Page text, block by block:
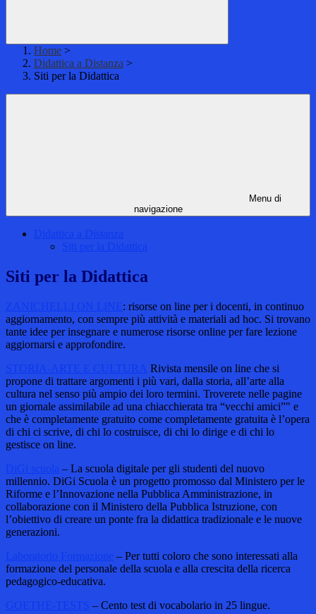
Home >
Didattica a Distanza >
Siti per la Didattica
Menu di
navigazione
Didattica a Distanza
Siti per la Didattica
Siti per la Didattica
ZANICHELLI ON LINE : risorse on line per i docenti, in continuo
aggiornamento, con sempre più attività e materiali ad hoc. Si trovano
tante idee per insegnare e numerose risorse online per fare lezione
aggiornarsi e approfondire.
STORIA-ARTE E CULTURA Rivista mensile on line che si
propone di trattare argomenti i più vari, dalla storia, all’arte alla
cultura nel senso più ampio dei loro termini. Troverete nelle pagine
un giornale assimilabile ad una chiacchierata tra “vecchi amici”" e
che è completamente gratuito come completamente gratuita è l’opera
di chi ci scrive, di chi lo costruisce, di chi lo dirige e di chi lo
gestisce on line.
DiGi scuola – La scuola digitale per gli studenti del nuovo
millennio. DiGi Scuola è un progetto promosso dal Ministero per le
Riforme e l’Innovazione nella Pubblica Amministrazione, in
collaborazione con il Ministero della Pubblica Istruzione, con
l’obiettivo di creare un ponte fra la didattica tradizionale e le nuove
generazioni.
Laboratorio Formazione – Per tutti coloro che sono interessati alla
formazione del personale della scuola e alla crescita della ricerca
pedagogico-educativa.
GOETHE-TESTS – Cento test di vocabolario in 25 lingue.